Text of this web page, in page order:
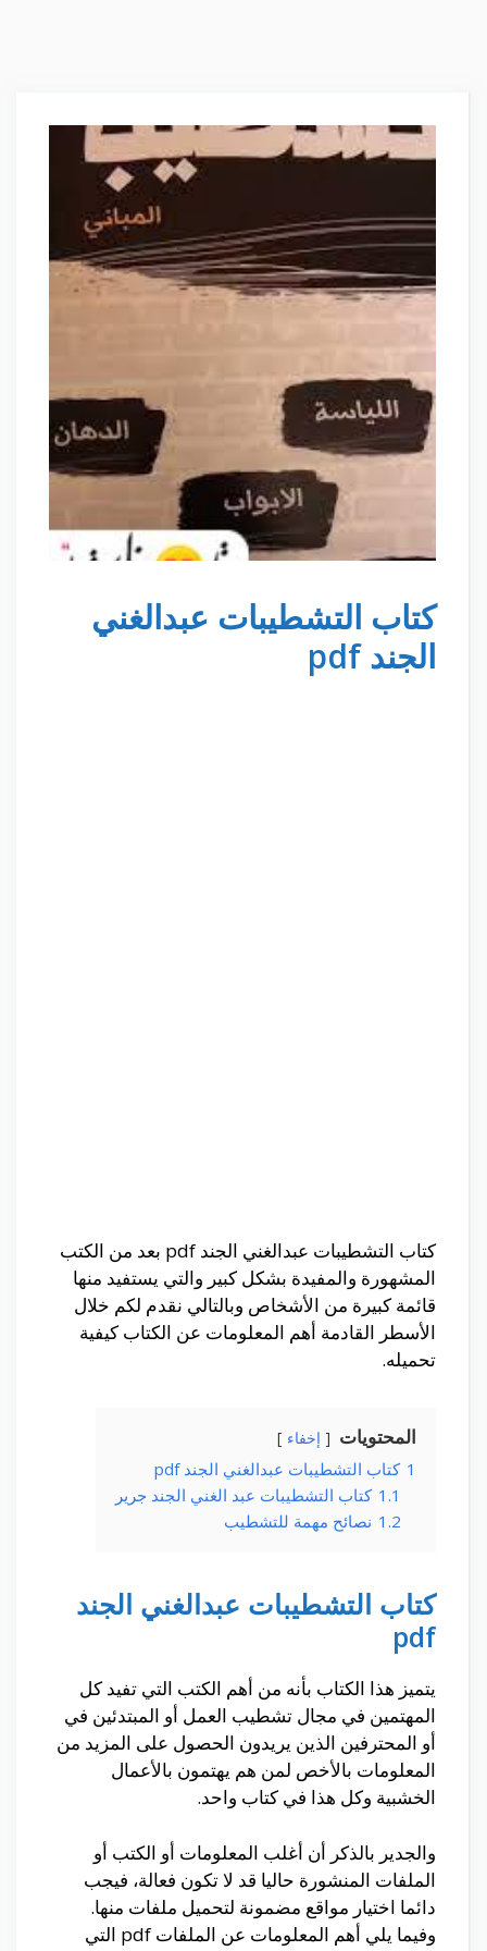
كتاب التشطيبات عبدالغني
الجند pdf
كتاب التشطيبات عبدالغني الجند pdf بعد من الكتب
المشهورة والمفيدة بشكل كبير والتي يستفيد منها
قائمة كبيرة من الأشخاص وبالتالي نقدم لكم خلال
الأسطر القادمة أهم المعلومات عن الكتاب كيفية
تحميله.
المحتويات إخفاء
1 كتاب التشطيبات عبدالغني الجند pdf
1.1 كتاب التشطيبات عبد الغني الجند جرير
1.2 نصائح مهمة للتشطيب
كتاب التشطيبات عبدالغني الجند
pdf
يتميز هذا الكتاب بأنه من أهم الكتب التي تفيد كل
المهتمين في مجال تشطيب العمل أو المبتدئين في
أو المحترفين الذين يريدون الحصول على المزيد من
المعلومات بالأخص لمن هم يهتمون بالأعمال
الخشبية وكل هذا في كتاب واحد.
والجدير بالذكر أن أغلب المعلومات أو الكتب أو
الملفات المنشورة حاليا قد لا تكون فعالة، فيجب
دائما اختيار مواقع مضمونة لتحميل ملفات منها.
وفيما يلي أهم المعلومات عن الملفات pdf التي